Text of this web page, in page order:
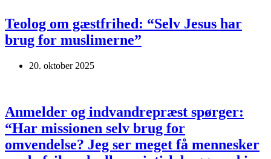
Teolog om gæstfrihed: “Selv Jesus har
brug for muslimerne”
20. oktober 2025
Anmelder og indvandrepræst spørger:
“Har missionen selv brug for
omvendelse? Jeg ser meget få mennesker